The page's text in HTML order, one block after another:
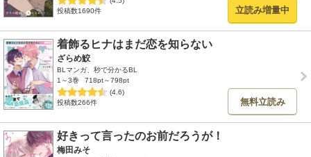
投稿数1690件
立読み増量中
着飾るヒナはまだ恋を知らない
ざらめ鮫
BLマンガ、秒で分かるBL
1～3巻
718pt～798pt
(4.6)
投稿数266件
無料立読み
好きって言ったのお前だろうが！
梅田みそ